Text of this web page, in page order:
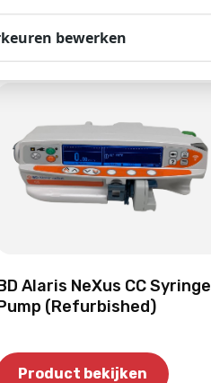
Alaris NeXus CC Syringe
(Refurbished)
Product bekijken
bewerken